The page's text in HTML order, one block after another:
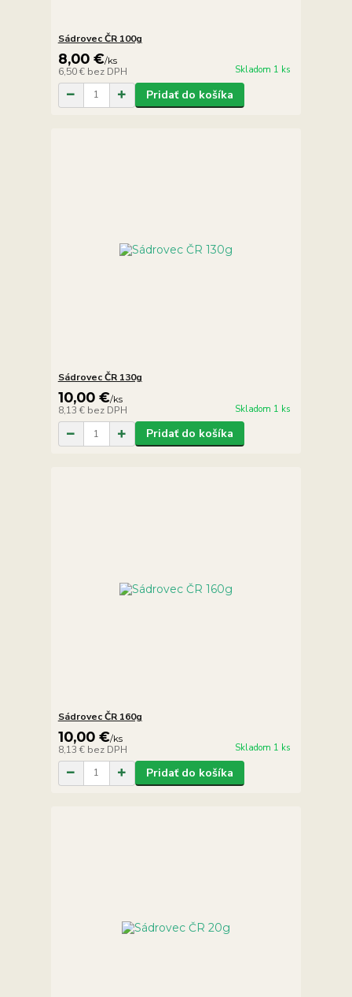
Sádrovec ČR 100g
8,00 €/ks
6,50 € bez DPH Skladom 1 ks
Pridať do košíka
Sádrovec ČR 130g
10,00 €/ks
8,13 € bez DPH Skladom 1 ks
Pridať do košíka
Sádrovec ČR 160g
10,00 €/ks
8,13 € bez DPH Skladom 1 ks
Pridať do košíka